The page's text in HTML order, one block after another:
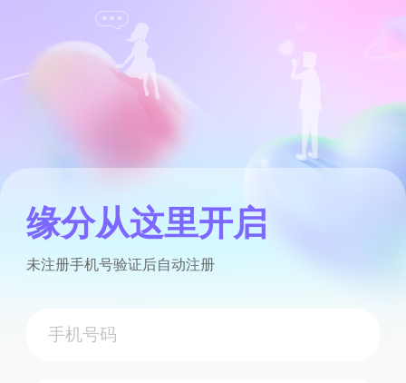
缘分从这里开启
未注册手机号验证后自动注册